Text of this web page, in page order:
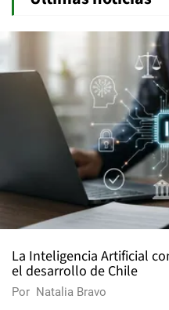
La Inteligencia Artificial
el desarrollo de Chile
Por Natalia Bravo